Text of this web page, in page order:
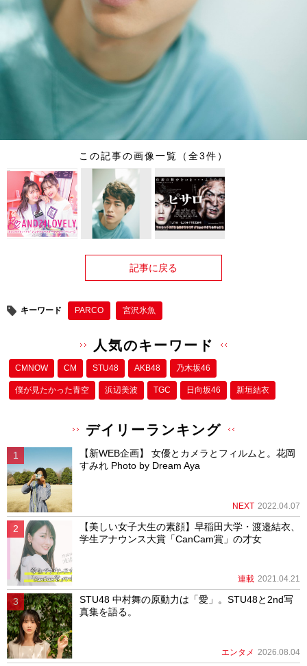
この記事の画像一覧（全3件）
記事に戻る
キーワード PARCO 宮沢氷魚
人気のキーワード
CMNOW CM STU48 AKB48 乃木坂46
僕が⾒たかった⻘空 浜辺美波 TGC 日向坂46 新垣結衣
デイリーランキング
【新WEB企画】 女優とカメラとフィルムと。花岡
すみれ Photo by Dream Aya
NEXT 2022.04.07
【美しい女子大生の素顔】早稲田大学・渡邉結衣、
学生アナウンス大賞「CanCam賞」の才女
連載 2021.04.21
STU48 中村舞の原動力は「愛」。STU48と2nd写
真集を語る。
エンタメ 2026.08.04